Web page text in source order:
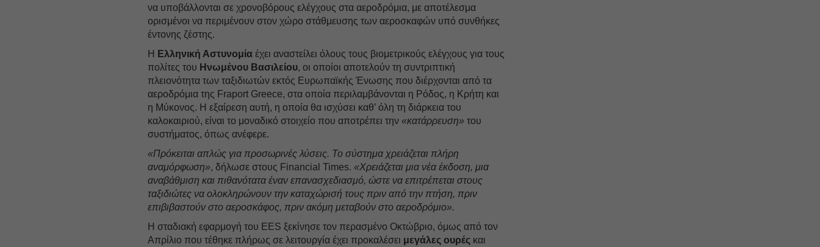
να υποβάλλονται σε χρονοβόρους ελέγχους στα αεροδρόμια, με αποτέλεσμα
ορισμένοι να περιμένουν στον χώρο στάθμευσης των αεροσκαφών υπό συνθήκες
έντονης ζέστης.
Η Ελληνική Αστυνομία έχει αναστείλει όλους τους βιομετρικούς ελέγχους για τους
πολίτες του Ηνωμένου Βασιλείου, οι οποίοι αποτελούν τη συντριπτική
πλειονότητα των ταξιδιωτών εκτός Ευρωπαϊκής Ένωσης που διέρχονται από τα
αεροδρόμια της Fraport Greece, στα οποία περιλαμβάνονται η Ρόδος, η Κρήτη και
η Μύκονος. Η εξαίρεση αυτή, η οποία θα ισχύσει καθ’ όλη τη διάρκεια του
καλοκαιριού, είναι το μοναδικό στοιχείο που αποτρέπει την«κατάρρευση» του
συστήματος, όπως ανέφερε.
«Πρόκειται απλώς για προσωρινές λύσεις. Το σύστημα χρειάζεται πλήρη
αναμόρφωση», δήλωσε στους Financial Times.«Χρειάζεται μια νέα έκδοση, μια
αναβάθμιση και πιθανότατα έναν επανασχεδιασμό, ώστε να επιτρέπεται στους
ταξιδιώτες να ολοκληρώνουν την καταχώρισή τους πριν από την πτήση, πριν
επιβιβαστούν στο αεροσκάφος, πριν ακόμη μεταβούν στο αεροδρόμιο».
Η σταδιακή εφαρμογή του EES ξεκίνησε τον περασμένο Οκτώβριο, όμως από τον
Απρίλιο που τέθηκε πλήρως σε λειτουργία έχει προκαλέσει μεγάλες ουρές και